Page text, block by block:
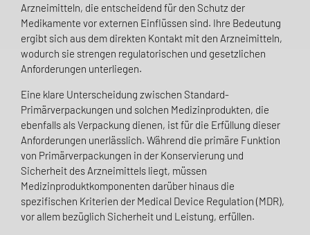
Arzneimitteln, die entscheidend für den Schutz der
Medikamente vor externen Einflüssen sind. Ihre Bedeutung
ergibt sich aus dem direkten Kontakt mit den Arzneimitteln,
wodurch sie strengen regulatorischen und gesetzlichen
Anforderungen unterliegen.
Eine klare Unterscheidung zwischen Standard-
Primärverpackungen und solchen Medizinprodukten, die
ebenfalls als Verpackung dienen, ist für die Erfüllung dieser
Anforderungen unerlässlich. Während die primäre Funktion
von Primärverpackungen in der Konservierung und
Sicherheit des Arzneimittels liegt, müssen
Medizinproduktkomponenten darüber hinaus die
spezifischen Kriterien der Medical Device Regulation (MDR),
vor allem bezüglich Sicherheit und Leistung, erfüllen.